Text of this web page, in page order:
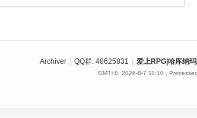
Archiver QQ群: 48625831 爱上RPG|哈库纳
GMT+8, 2026-8-7 11:10 ,